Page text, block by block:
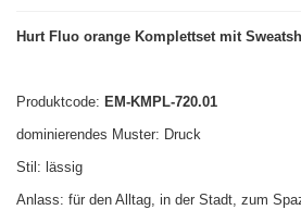
Hurt Fluo orange Komplettset mit
Produktcode: EM-KMPL-720.01
dominierendes Muster: Druck
Stil: lässig
Anlass: für den Alltag, in der Stadt, zum